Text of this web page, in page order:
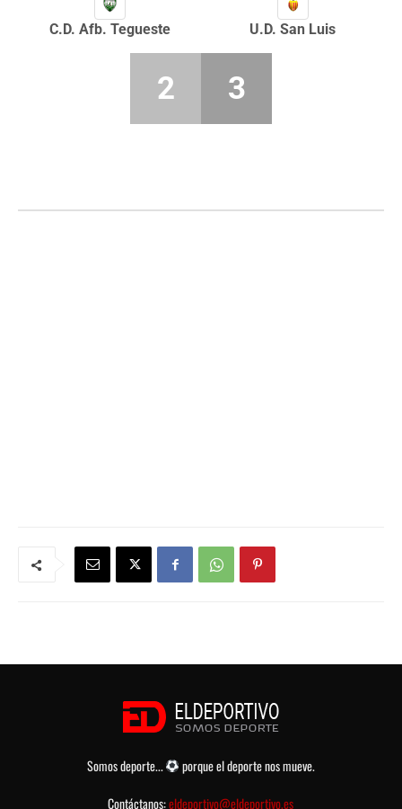
C.D. Afb. Tegueste U.D. San Luis
2 3
Somos deporte...
porque el deporte nos mueve.
Contáctanos:eldeportivo@eldeportivo.es